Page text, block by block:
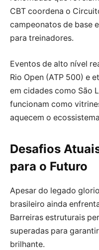
CBT coordena o
campeonatos de base
para treinadores.
Eventos de alto nível
Rio Open (ATP 500) e
em cidades como São
funcionam como
aquecem o
Desafios
para o Futuro
Apesar do legado
brasileiro ainda
Barreiras estruturais
superadas para
brilhante.